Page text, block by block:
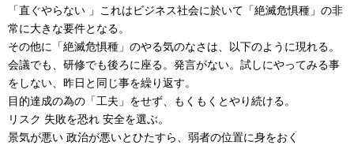
「直ぐやらない 」これはビジネス社会に於いて「絶滅危惧種」の非
常に大きな要件となる。
その他に「絶滅危惧種」のやる気のなさは、以下のように現れる。
会議でも、研修でも後ろに座る。発言がない。試しにやってみる事
をしない、昨日と同じ事を繰り返す。
目的達成の為の「工夫」をせず、もくもくとやり続ける。
リスク 失敗を恐れ 安全を選ぶ。
景気が悪い 政治が悪いとひたすら、弱者の位置に身をおく